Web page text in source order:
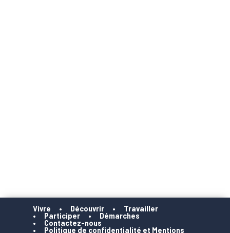
Vivre Découvrir
Travailler
Participer
Démarches
Contactez-nous
Politique de confidentialité et Mentions